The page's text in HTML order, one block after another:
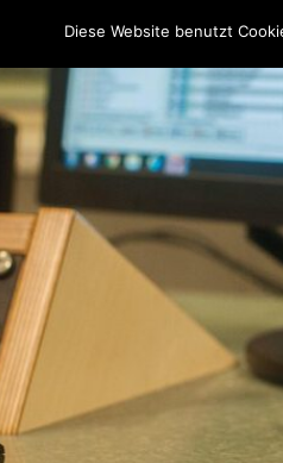
Blog Crossmedial
Diese Website benutzt